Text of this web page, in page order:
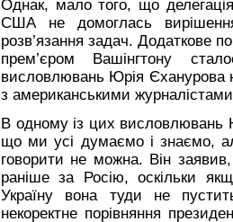
Однак, мало того, що
США не домоглась
розв’язання задач. Додаткове
прем’єром Вашінгтону
висловлювань Юрія Єханурова
з американськими
В одному із цих висловлювань
що ми усі думаємо і знаємо,
говорити не можна. Він
раніше за Росію, оскільки
Україну вона туди не
некоректне порівняння